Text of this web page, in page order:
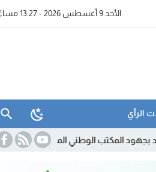
الأحد 9 أغسطس 2026 - 13:27 مساءً
الرأي
المغربي للسياحة في تعزيز جاذبية